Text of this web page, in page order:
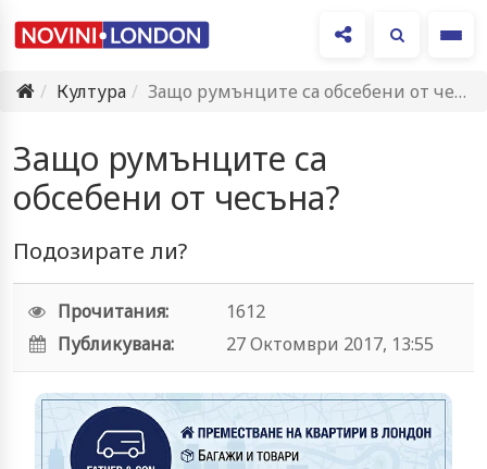
Култура
Защо румънците са обсебени от чесъна?
Защо румънците са
обсебени от чесъна?
Подозирате ли?
Прочитания:
1612
Публикувана:
27 Октомври 2017, 13:55